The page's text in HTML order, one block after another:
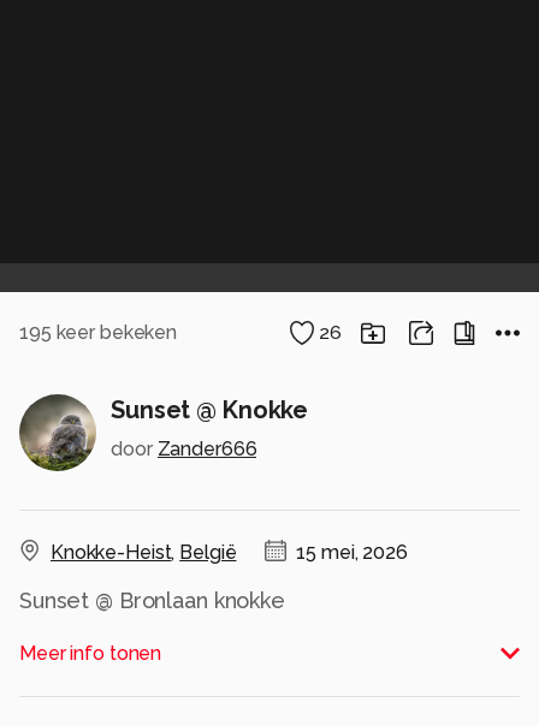
195 keer bekeken 26
Sunset @ Knokke
door Zander666
Knokke-Heist, België 15 mei, 2026
Sunset @ Bronlaan knokke
Alle rechten voorbehouden
Meer info tonen